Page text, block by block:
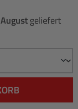
geliefert